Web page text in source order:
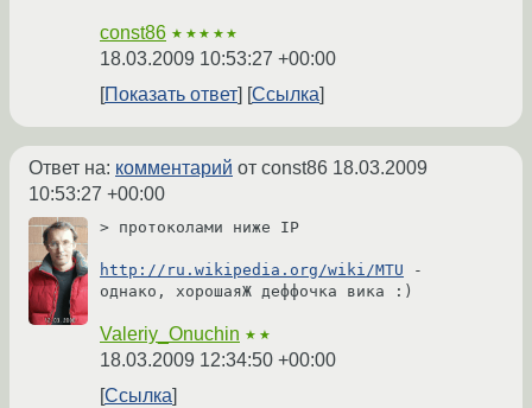
const86 ★★★★★
18.03.2009 10:53:27 +00:00
Показать ответ
Ссылка
Ответ на: комментарий от const86 18.03.2009
10:53:27 +00:00
> протоколами ниже IP
http://ru.wikipedia.org/wiki/MTU -
однако, хорошаяЖ деффочка вика :)
Valeriy_Onuchin ★★
18.03.2009 12:34:50 +00:00
Ссылка